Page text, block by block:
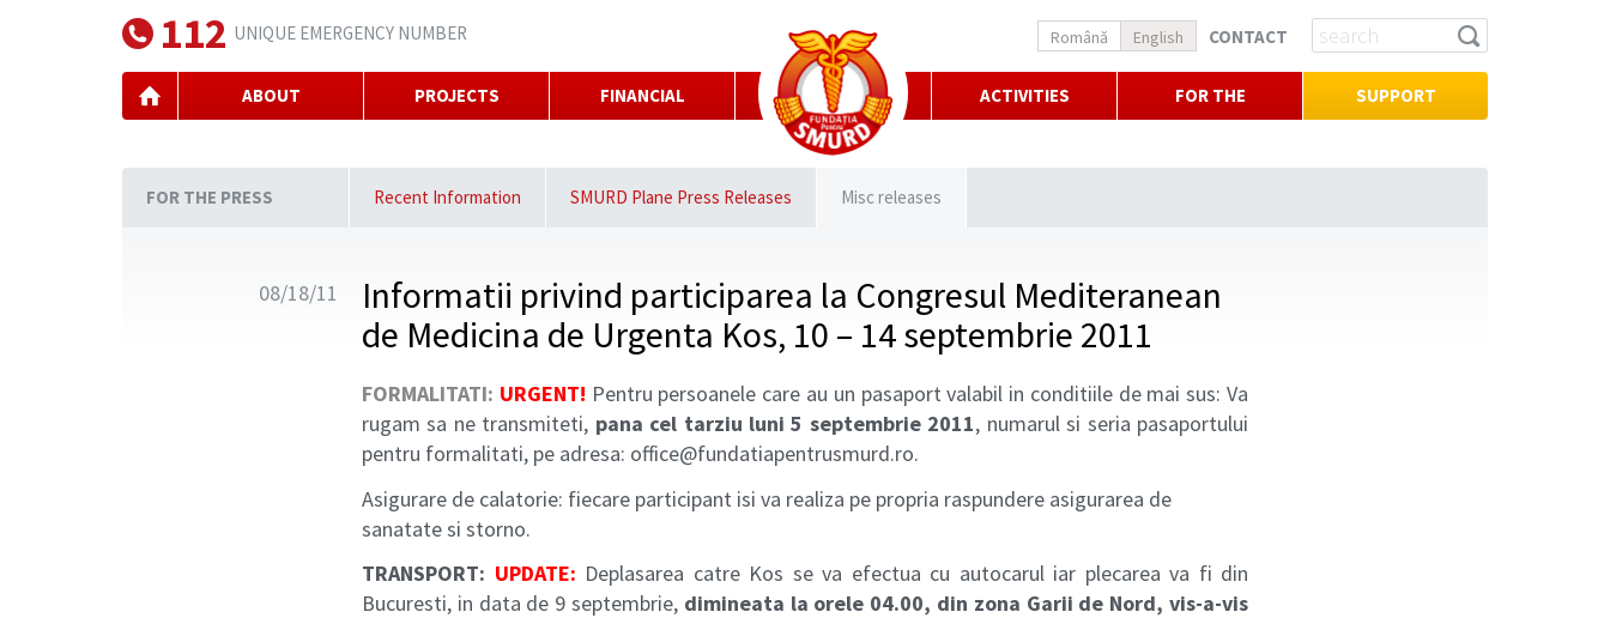
112 UNIQUE EMERGENCY NUMBER Română English CONTACT
ABOUT PROJECTS FINANCIAL ACTIVITIES FOR THE SUPPORT
FOR THE PRESS Recent Information SMURD Plane Press Releases Misc releases
08/18/11
Informatii privind participarea la Congresul Mediteranean
de Medicina de Urgenta Kos, 10 – 14 septembrie 2011
FORMALITATI: URGENT! Pentru persoanele care au un pasaport valabil in conditiile de mai sus: Va
rugam sa ne transmiteti, pana cel tarziu luni 5 septembrie 2011, numarul si seria pasaportului
pentru formalitati, pe adresa: office@fundatiapentrusmurd.ro.
Asigurare de calatorie: fiecare participant isi va realiza pe propria raspundere asigurarea de
sanatate si storno.
TRANSPORT: UPDATE: Deplasarea catre Kos se va efectua cu autocarul iar plecarea va fi din
Bucuresti, in data de 9 septembrie, dimineata la orele 04.00, din zona Garii de Nord, vis-a-vis